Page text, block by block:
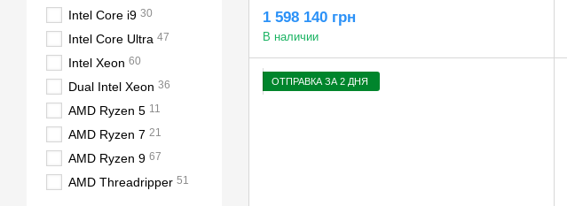
RTX PRO 6000 Blackwell Workstation Edition
96GB
1 598 140 грн
В наличии
ОТПРАВКА ЗА 2 ДНЯ
Intel Core i9 30
Intel Core Ultra 47
Intel Xeon 60
Dual Intel Xeon 36
AMD Ryzen 5 11
AMD Ryzen 7 21
AMD Ryzen 9 67
AMD Threadripper 51